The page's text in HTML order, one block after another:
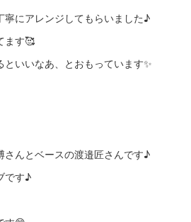
寧にアレンジしてもらいました♪
ます🥰
いいなあ、とおもっています✨
んとベースの渡邉匠さんです♪
です♪